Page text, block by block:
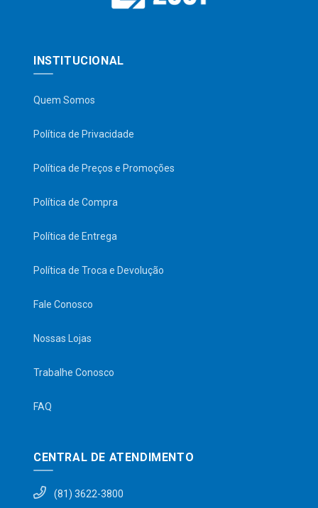
INSTITUCIONAL
Quem Somos
Política de Privacidade
Política de Preços e Promoções
Política de Compra
Política de Entrega
Política de Troca e Devolução
Fale Conosco
Nossas Lojas
Trabalhe Conosco
FAQ
CENTRAL DE ATENDIMENTO
(81) 3622-3800